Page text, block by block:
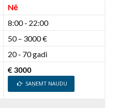
Nē
8:00 - 22:00
50 – 3000 €
20 - 70 gadi
€ 3000
SAŅEMT NAUDU